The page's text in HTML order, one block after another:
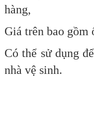
hàng,
Giá trên bao gồm
Có thể sử dụng
nhà vệ sinh.